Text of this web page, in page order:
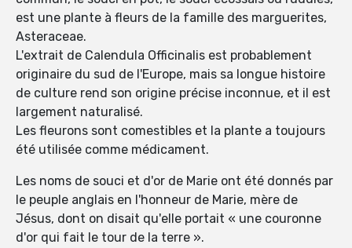
est une plante à fleurs de la famille des marguerites,
Asteraceae.
L'extrait de Calendula Officinalis est probablement
originaire du sud de l'Europe, mais sa longue histoire
de culture rend son origine précise inconnue, et il est
largement naturalisé.
Les fleurons sont comestibles et la plante a toujours
été utilisée comme médicament.
Les noms de souci et d'or de Marie ont été donnés par
le peuple anglais en l'honneur de Marie, mère de
Jésus, dont on disait qu'elle portait « une couronne
d'or qui fait le tour de la terre ».